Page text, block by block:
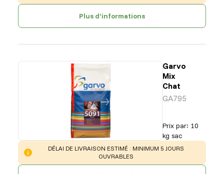
Plus d’informations
Garvo
Mix
Chat
GA795
Prix par: 10
kg sac
WARNING:
DÉLAI DE LIVRAISON ESTIMÉ : MINIMUM 5 JOURS
OUVRABLES